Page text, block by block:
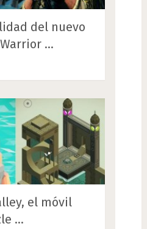
del nuevo
…
el móvil
…